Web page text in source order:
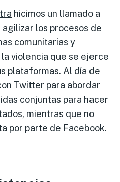
hicimos un llamado a
los procesos de
comunitarias y
violencia que se ejerce
plataformas. Al día de
Twitter para abordar
conjuntas para hacer
mientras que no
por parte de Facebook.